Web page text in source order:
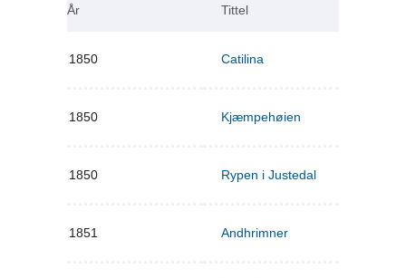
År Tittel
1850 Catilina
1850 Kjæmpehøien
1850 Rypen i Justedal
1851 Andhrimner